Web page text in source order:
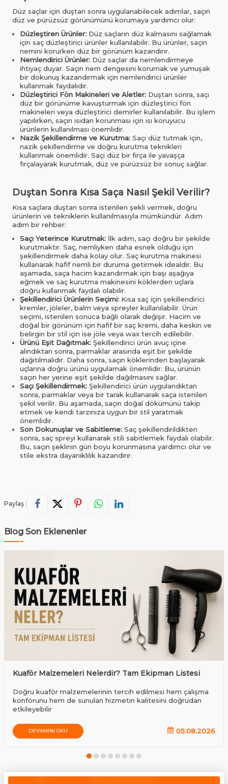
Düz saçlar için duştan sonra uygulanabilecek adımlar, saçın
düz ve pürüzsüz görünümünü korumaya yardımcı olur:
Düzleştiren Ürünler: Düz saçların düz kalmasını sağlamak
için saç düzleştirici ürünler kullanılabilir. Bu ürünler, saçın
nemini korurken düz bir görünüm kazandırır.
Nemlendirici Ürünler: Düz saçlar da nemlendirmeye
ihtiyaç duyar. Saçın nem dengesini korumak ve yumuşak
bir dokunuş kazandırmak için nemlendirici ürünler
kullanmak faydalıdır.
Düzleştirici Fön Makineleri ve Aletler: Duştan sonra, saçı
düz bir görünüme kavuşturmak için düzleştirici fön
makineleri veya düzleştirici demirler kullanılabilir. Bu işlem
yapılırken, saçın ısıdan korunması için ısı koruyucu
ürünlerin kullanılması önemlidir.
Nazik Şekillendirme ve Kurutma: Saçı düz tutmak için,
nazik şekillendirme ve doğru kurutma teknikleri
kullanmak önemlidir. Saçı düz bir fırça ile yavaşça
fırçalayarak kurutmak, düz ve pürüzsüz bir sonuç sağlar.
Duştan Sonra Kısa Saça Nasıl Şekil Verilir?
Kısa saçlara duştan sonra istenilen şekli vermek, doğru
ürünlerin ve tekniklerin kullanılmasıyla mümkündür. Adım
adım bir rehber:
Saçı Yeterince Kurutmak: İlk adım, saçı doğru bir şekilde
kurutmaktır. Saç, nemliyken daha esnek olduğu için
şekillendirmek daha kolay olur. Saç kurutma makinesi
kullanarak hafif nemli bir duruma getirmek idealdir. Bu
aşamada, saça hacim kazandırmak için başı aşağıya
eğmek ve saç kurutma makinesini köklerden uçlara
doğru kullanmak faydalı olabilir.
Şekillendirici Ürünlerin Seçimi: Kısa saç için şekillendirici
kremler, jöleler, balm veya spreyler kullanılabilir. Ürün
seçimi, istenilen sonuca bağlı olarak değişir. Hacim ve
doğal bir görünüm için hafif bir saç kremi, daha keskin ve
belirgin bir stil için ise jöle veya wax tercih edilebilir.
Ürünü Eşit Dağıtmak: Şekillendirici ürün avuç içine
alındıktan sonra, parmaklar arasında eşit bir şekilde
dağıtılmalıdır. Daha sonra, saçın köklerinden başlayarak
uçlarına doğru ürünü uygulamak önemlidir. Bu, ürünün
saçın her yerine eşit şekilde dağılmasını sağlar.
Saçı Şekillendirmek: Şekillendirici ürün uygulandıktan
sonra, parmaklar veya bir tarak kullanarak saça istenilen
şekil verilir. Bu aşamada, saçın doğal dökümünü takip
etmek ve kendi tarzınıza uygun bir stil yaratmak
önemlidir.
Son Dokunuşlar ve Sabitleme: Saç şekillendirildikten
sonra, saç spreyi kullanarak stili sabitlemek faydalı olabilir.
Bu, saçın şeklinin gün boyu korunmasına yardımcı olur ve
stile ekstra dayanıklılık kazandırır.
Paylaş :
Blog Son Eklenenler
Kuaför Malzemeleri Nelerdir? Tam Ekipman Listesi
Doğru kuaför malzemelerinin tercih edilmesi hem çalışma
konforunu hem de sunulan hizmetin kalitesini doğrudan
etkileyebilir
DEVAMINI OKU 05.08.2026